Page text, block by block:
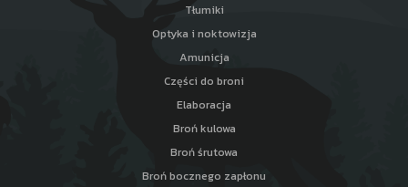
Tłumiki
Optyka i noktowizja
Amunicja
Części do broni
Elaboracja
Broń kulowa
Broń śrutowa
Broń bocznego zapłonu